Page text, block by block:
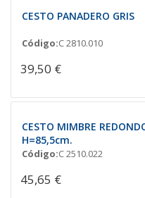
CESTO PANADERO GRIS
Código:C 2810.010
39,50 €
CESTO MIMBRE
H=85,5cm.
Código:C 2510.022
45,65 €